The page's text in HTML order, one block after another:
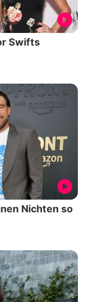
Swifts
Nichten so